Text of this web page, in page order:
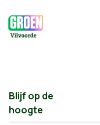
Blijf op de
hoogte